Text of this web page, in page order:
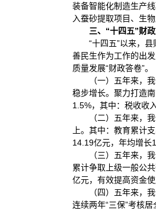
装备智能化制造生产
入蚕砂提取项目、生
三、“十四五”财
“十四五”以来，
善民生作为工作的出
质量发展“财政答卷”。
（一）五年来，
稳步增长。聚力打造
1.5%，其中：税收收
（二）五年来，
上。其中：教育累计
14.19亿元，年均增长
（三）五年来，
累计争取上级一般公
亿元，有效提高资金使
（四）五年来，
连续两年“三保”考核